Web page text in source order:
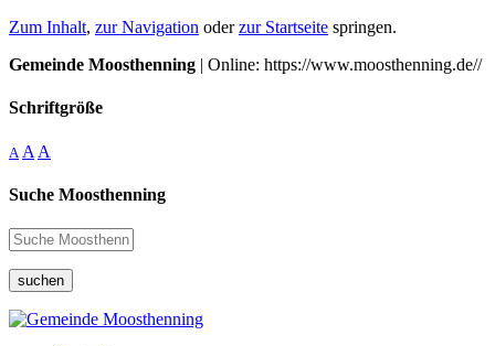
Zum Inhalt, zur Navigation oderzur Startseite springen.
Gemeinde Moosthenning | Online: https://www.moosthenning.de//
Schriftgröße
A A A
Suche Moosthenning
suchen